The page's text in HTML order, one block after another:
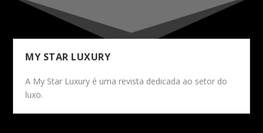
MY STAR LUXURY
A My Star Luxury é uma revista dedicada ao setor do
luxo.